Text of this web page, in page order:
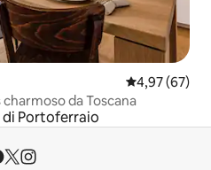
4,97 de uma
4,97 (67)
da Toscana
Portoferraio